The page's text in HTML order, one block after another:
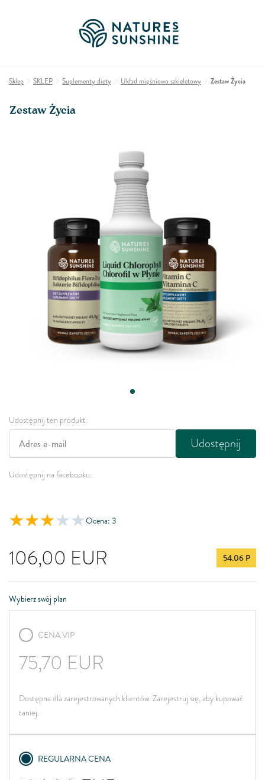
Sklep SKLEP Suplementy diety Układ mięśniowo szkieletowy Zestaw Życia
Zestaw Życia
Udostępnij ten produkt:
Udostępnij
Udostępnij na facebooku:
Ocena: 3
106,00 EUR 54.06 P
Wybierz swój plan
CENA VIP
75,70 EUR
Dostępna dla zarejestrowanych klientów. Zarejestruj się, aby kupować
taniej.
REGULARNA CENA